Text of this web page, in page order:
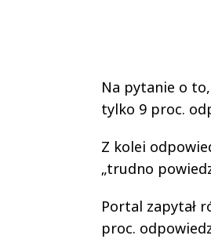
Na pytanie o
tylko 9 proc.
Z kolei
„trudno
Portal zapytał
proc.